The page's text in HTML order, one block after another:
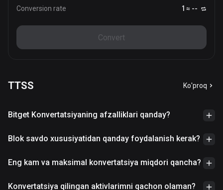
Conversion rate 1 ≈ --
Convert
TTSS Ko'proq
Bitget Konvertatsiyaning afzalliklari qanday?
Blok savdo xususiyatidan qanday foydalanish kerak?
Eng kam va maksimal konvertatsiya miqdori qancha?
Konvertatsiya qilingan aktivlarimni qachon olaman?